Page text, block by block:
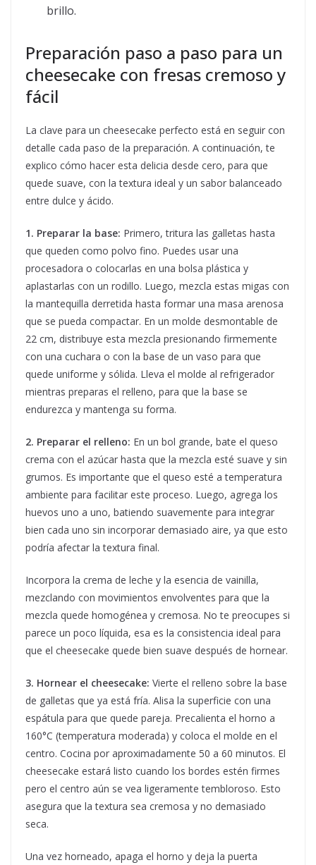
brillo.
Preparación paso a paso para un
cheesecake con fresas cremoso y
fácil
La clave para un cheesecake perfecto está en seguir con
detalle cada paso de la preparación. A continuación, te
explico cómo hacer esta delicia desde cero, para que
quede suave, con la textura ideal y un sabor balanceado
entre dulce y ácido.
1. Preparar la base: Primero, tritura las galletas hasta
que queden como polvo fino. Puedes usar una
procesadora o colocarlas en una bolsa plástica y
aplastarlas con un rodillo. Luego, mezcla estas migas con
la mantequilla derretida hasta formar una masa arenosa
que se pueda compactar. En un molde desmontable de
22 cm, distribuye esta mezcla presionando firmemente
con una cuchara o con la base de un vaso para que
quede uniforme y sólida. Lleva el molde al refrigerador
mientras preparas el relleno, para que la base se
endurezca y mantenga su forma.
2. Preparar el relleno: En un bol grande, bate el queso
crema con el azúcar hasta que la mezcla esté suave y sin
grumos. Es importante que el queso esté a temperatura
ambiente para facilitar este proceso. Luego, agrega los
huevos uno a uno, batiendo suavemente para integrar
bien cada uno sin incorporar demasiado aire, ya que esto
podría afectar la textura final.
Incorpora la crema de leche y la esencia de vainilla,
mezclando con movimientos envolventes para que la
mezcla quede homogénea y cremosa. No te preocupes si
parece un poco líquida, esa es la consistencia ideal para
que el cheesecake quede bien suave después de hornear.
3. Hornear el cheesecake: Vierte el relleno sobre la base
de galletas que ya está fría. Alisa la superficie con una
espátula para que quede pareja. Precalienta el horno a
160°C (temperatura moderada) y coloca el molde en el
centro. Cocina por aproximadamente 50 a 60 minutos. El
cheesecake estará listo cuando los bordes estén firmes
pero el centro aún se vea ligeramente tembloroso. Esto
asegura que la textura sea cremosa y no demasiado
seca.
Una vez horneado, apaga el horno y deja la puerta